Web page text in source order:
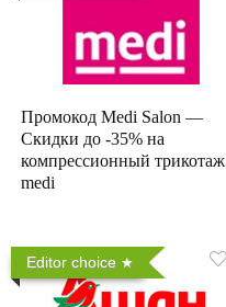
Промокод Medi Salon —
Скидки до -35% на
компрессионный трикотаж
medi
Editor choice